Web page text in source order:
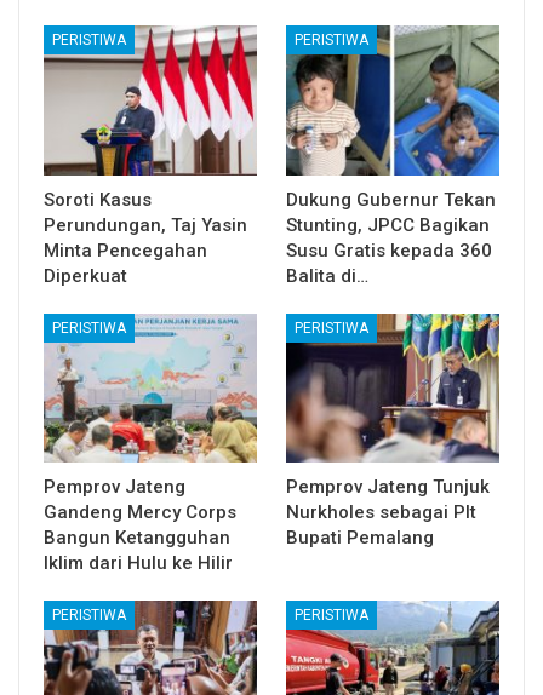
PERISTIWA
Soroti Kasus
Perundungan, Taj Yasin
Minta Pencegahan
Diperkuat
PERISTIWA
Dukung Gubernur Tekan
Stunting, JPCC Bagikan
Susu Gratis kepada 360
Balita di…
PERISTIWA
Pemprov Jateng
Gandeng Mercy Corps
Bangun Ketangguhan
Iklim dari Hulu ke Hilir
PERISTIWA
Pemprov Jateng Tunjuk
Nurkholes sebagai Plt
Bupati Pemalang
PERISTIWA PERISTIWA